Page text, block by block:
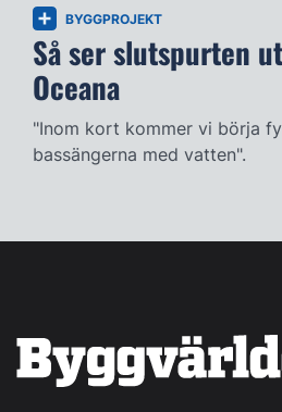
BYGGPROJEKT
Så ser slutspurten
Oceana
"Inom kort kommer vi börja
bassängerna med vatten".